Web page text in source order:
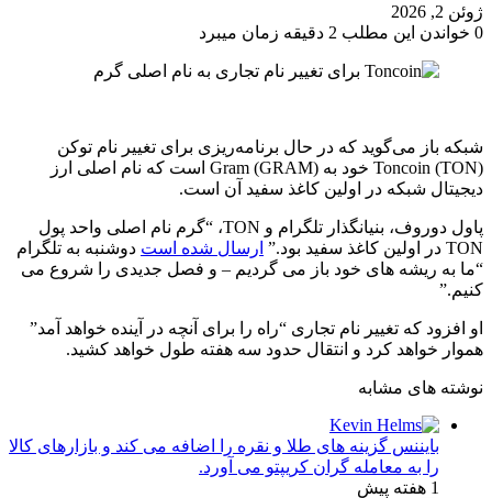
ژوئن 2, 2026
0 خواندن این مطلب 2 دقیقه زمان میبرد
شبکه باز می‌گوید که در حال برنامه‌ریزی برای تغییر نام توکن
Toncoin (TON) خود به Gram (GRAM) است که نام اصلی ارز
دیجیتال شبکه در اولین کاغذ سفید آن است.
پاول دوروف، بنیانگذار تلگرام و TON، “گرم نام اصلی واحد پول
TON در اولین کاغذ سفید بود.”
ارسال شده است دوشنبه به تلگرام
“ما به ریشه های خود باز می گردیم – و فصل جدیدی را شروع می
کنیم.”
او افزود که تغییر نام تجاری “راه را برای آنچه در آینده خواهد آمد”
هموار خواهد کرد و انتقال حدود سه هفته طول خواهد کشید.
نوشته های مشابه
بایننس گزینه های طلا و نقره را اضافه می کند و بازارهای کالا
را به معامله گران کریپتو می آورد.
1 هفته پیش